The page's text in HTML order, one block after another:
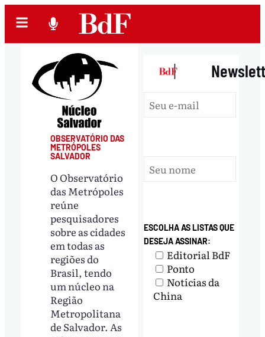
OBSERVATÓRIO DAS
METRÓPOLES
SALVADOR
O Observatório
das Metrópoles
reúne
pesquisadores
sobre as cidades
em todas as
regiões do
Brasil, tendo
um núcleo na
Região
Metropolitana
de Salvador. As
|
ESCOLHA AS LISTAS QUE
DESEJA ASSINAR:
Editorial BdF
Ponto
Notícias da
China